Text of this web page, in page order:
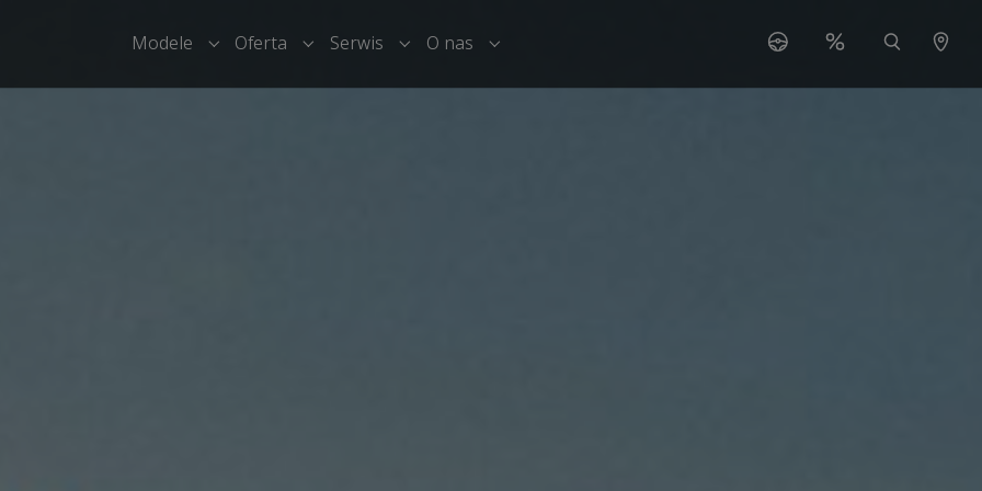
Modele Submenu for "Modele"
Oferta Submenu for "Oferta"
Serwis Submenu for "Serwis"
O nas Submenu for "O nas"